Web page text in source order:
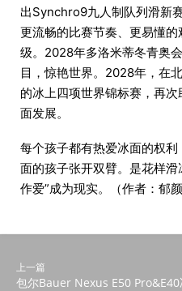
出Synchro9九人制队列滑新
更流畅的比赛节奏、更易懂
级。2028年多洛米蒂冬青奥
目，惊艳世界。2028年，在
的冰上四项世界锦标赛，再
面发展。
每个孩子都有热爱冰面的权
面的孩子张开双臂。是花样
作爱”成为现实。（作者：郁颜
上一篇
包尔Bauer Nexus E50